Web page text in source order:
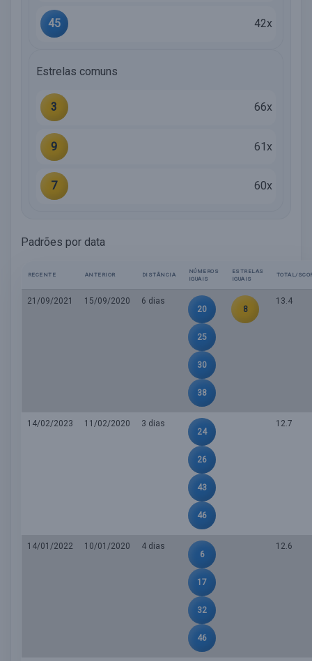
45 42x
Estrelas comuns
3 66x
9 61x
7 60x
Padrões por data
RECENTE ANTERIOR DISTÂNCIA
NÚMEROS
IGUAIS
ESTRELAS
IGUAIS
TOTAL/
21/09/2021 15/09/2020
6 dias
20
25
30
38
8
13.4
14/02/2023 11/02/2020
3 dias
24
26
43
46
12.7
14/01/2022 10/01/2020
4 dias
6
17
32
46
12.6